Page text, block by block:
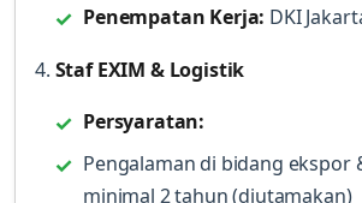
Penempatan Kerja: DKI
4. Staf EXIM & Logistik
Persyaratan:
Pengalaman di bidang ekspor
minimal 2 tahun (diutamakan)